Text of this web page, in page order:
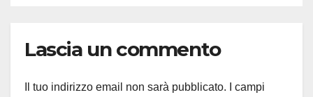
Lascia un commento
Il tuo indirizzo email non sarà pubblicato.
I campi